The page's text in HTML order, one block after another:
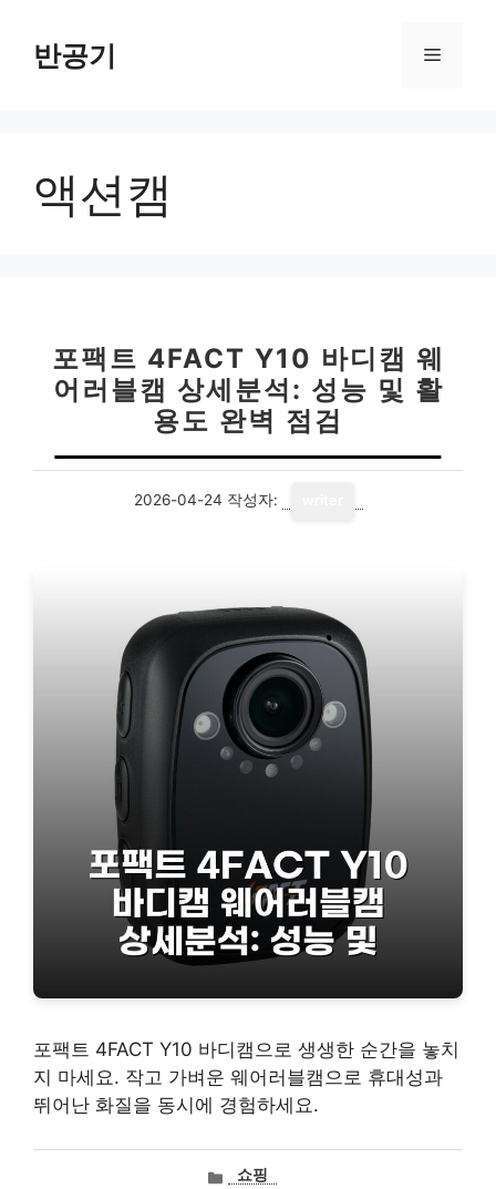
반공기 메
액션캠
포팩트 4FACT Y10 바디캠 웨
어러블캠 상세분석: 성능 및 활
용도 완벽 점검
2026-04-24 작성자:
포팩트 4FACT Y10 바디캠으로 생생한 순간을 놓치
지 마세요. 작고 가벼운 웨어러블캠으로 휴대성과
뛰어난 화질을 동시에 경험하세요.
카쇼핑